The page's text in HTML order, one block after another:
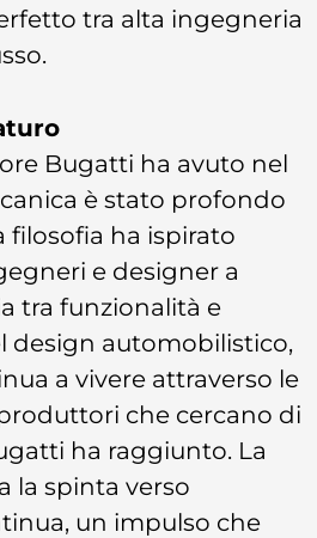
tra alta ingegneria
Bugatti ha avuto nel
è stato profondo
filosofia ha ispirato
e designer a
tra funzionalità e
design automobilistico,
a vivere attraverso le
che cercano di
ha raggiunto. La
la spinta verso
un impulso che